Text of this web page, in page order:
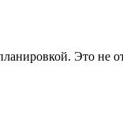
Это не